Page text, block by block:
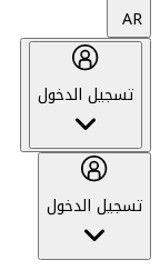
AR
تسجيل الدخول
تسجيل الدخول